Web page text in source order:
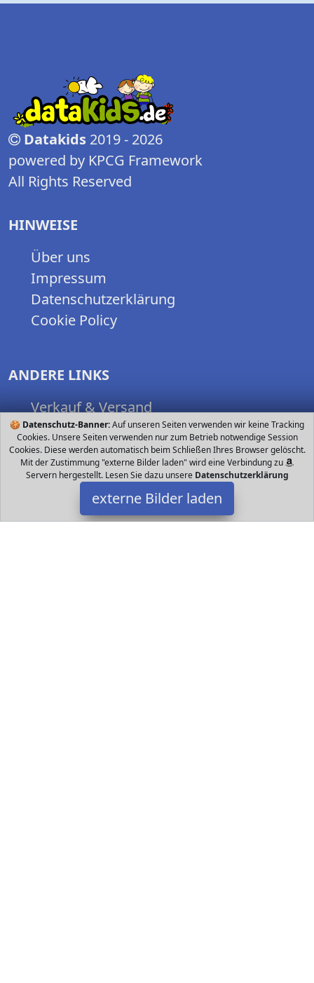
🍪 Datenschutz-Banner:Auf unseren Seiten verwenden wir keine Tracking
Cookies. Unsere Seiten verwenden nur zum Betrieb notwendige Session
Cookies. Diese werden automatisch beim Schließen Ihres Browser gelöscht.
Mit der Zustimmung "externe Bilder laden" wird eine Verbindung zu
Servern hergestellt. Lesen Sie dazu unsere Datenschutzerklärung
externe Bilder laden
Datakids 2019 - 2026
powered by KPCG Framework
All Rights Reserved
HINWEISE
Über uns
Impressum
Datenschutzerklärung
Cookie Policy
ANDERE LINKS
Verkauf & Versand
Nutzungsbedingungen
Spielsachen finden